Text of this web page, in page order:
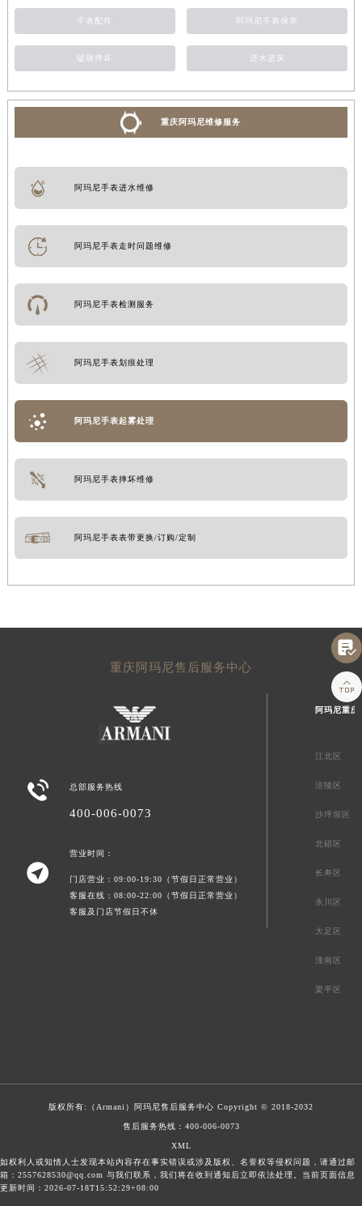
手表配件 阿玛尼手表保养
磕碰摔坏 进水进灰
重庆阿玛尼维修服务
阿玛尼手表进水维修
阿玛尼手表走时问题维修
阿玛尼手表检测服务
阿玛尼手表划痕处理
阿玛尼手表起雾处理
阿玛尼手表摔坏维修
阿玛尼手表表带更换/订购/定制
重庆阿玛尼售后服务中心
 总部服务热线
400-006-0073

营业时间：
门店营业：09:00-19:30（节假日正常营业）
客服在线：08:00-22:00（节假日正常营业）
客服及门店节假日不休
阿玛尼重
江北区
涪陵区
沙坪坝区
北碚区
长寿区
永川区
大足区
潼南区
梁平区
版权所有:（Armani） 阿玛尼售后服务中心 Copyright © 2018-2032
售后服务热线： 400-006-0073
XML
如权利人或知情人士发现本站内容存在事实错误或涉及版权、名誉权等侵权问题，请通过邮
箱：2557628530@qq.com 与我们联系，我们将在收到通知后立即依法处理。当前页面信息
更新时间：2026-07-18T15:52:29+08:00

